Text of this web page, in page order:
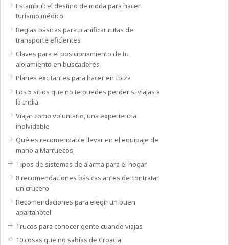
Estambul: el destino de moda para hacer
turismo médico
Reglas básicas para planificar rutas de
transporte eficientes
Claves para el posicionamiento de tu
alojamiento en buscadores
Planes excitantes para hacer en Ibiza
Los 5 sitios que no te puedes perder si viajas a
la India
Viajar como voluntario, una experiencia
inolvidable
Qué es recomendable llevar en el equipaje de
mano a Marruecos
Tipos de sistemas de alarma para el hogar
8 recomendaciones básicas antes de contratar
un crucero
Recomendaciones para elegir un buen
apartahotel
Trucos para conocer gente cuando viajas
10 cosas que no sabías de Croacia